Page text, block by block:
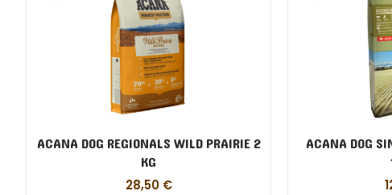
ACANA DOG REGIONALS WILD PRAIRIE 2
KG
28,50 €
ACANA DOG